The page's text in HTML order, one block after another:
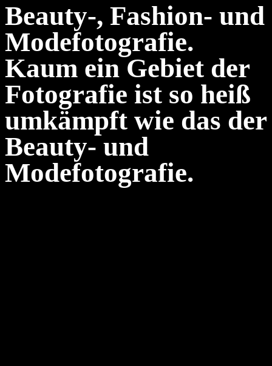
Beauty-, Fashion- und
Modefotografie.
Kaum ein Gebiet der
Fotografie ist so heiß
umkämpft wie das der
Beauty- und
Modefotografie.